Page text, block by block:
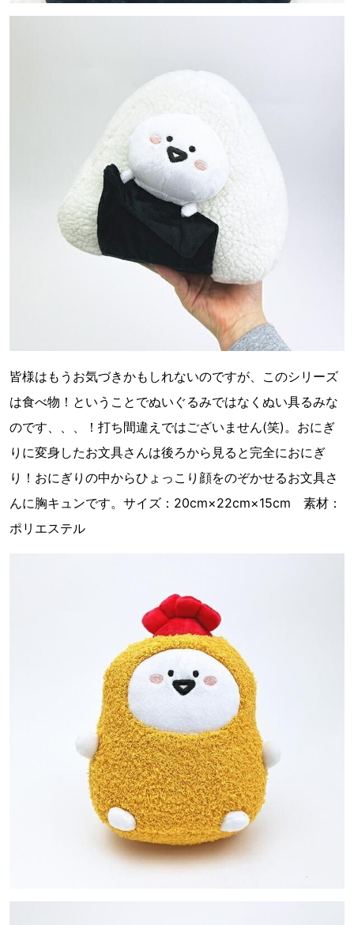
皆様はもうお気づきかもしれないのですが、このシリーズ
は食べ物！ということでぬいぐるみではなくぬい具るみな
のです、、、！打ち間違えではございません(笑)。おにぎ
りに変身したお文具さんは後ろから見ると完全におにぎ
り！おにぎりの中からひょっこり顔をのぞかせるお文具さ
んに胸キュンです。サイズ：20cm×22cm×15cm 素材：
ポリエステル